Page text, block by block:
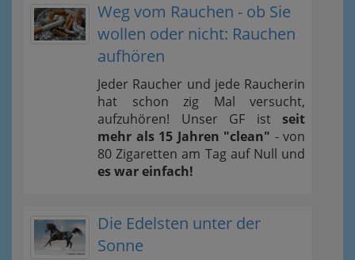
Weg vom Rauchen - ob Sie
wollen oder nicht: Rauchen
aufhören
Jeder Raucher und jede Raucherin
hat schon zig Mal versucht,
aufzuhören! Unser GF ist seit
mehr als 15 Jahren "clean" - von
80 Zigaretten am Tag auf Null und
es war einfach!
Die Edelsten unter der
Sonne